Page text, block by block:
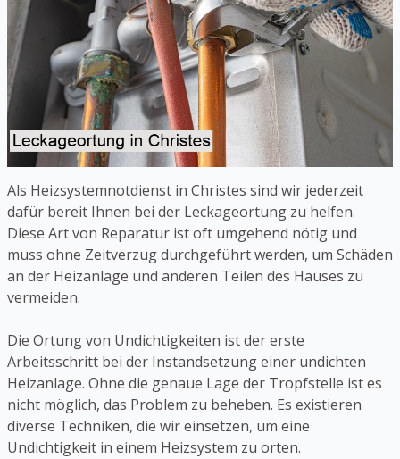
Als Heizsystemnotdienst in Christes sind wir jederzeit
dafür bereit Ihnen bei der Leckageortung zu helfen.
Diese Art von Reparatur ist oft umgehend nötig und
muss ohne Zeitverzug durchgeführt werden, um Schäden
an der Heizanlage und anderen Teilen des Hauses zu
vermeiden.
Die Ortung von Undichtigkeiten ist der erste
Arbeitsschritt bei der Instandsetzung einer undichten
Heizanlage. Ohne die genaue Lage der Tropfstelle ist es
nicht möglich, das Problem zu beheben. Es existieren
diverse Techniken, die wir einsetzen, um eine
Undichtigkeit in einem Heizsystem zu orten.